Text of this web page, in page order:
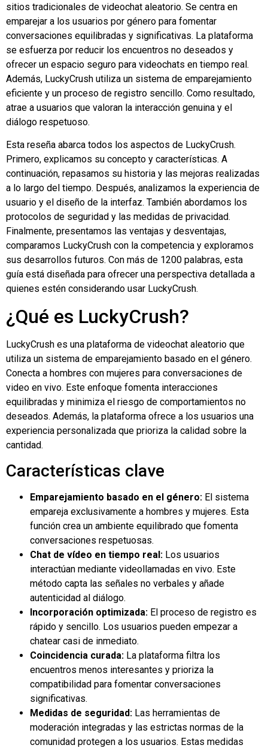
sitios tradicionales de videochat aleatorio. Se centra en
emparejar a los usuarios por género para fomentar
conversaciones equilibradas y significativas. La plataforma
se esfuerza por reducir los encuentros no deseados y
ofrecer un espacio seguro para videochats en tiempo real.
Además, LuckyCrush utiliza un sistema de emparejamiento
eficiente y un proceso de registro sencillo. Como resultado,
atrae a usuarios que valoran la interacción genuina y el
diálogo respetuoso.
Esta reseña abarca todos los aspectos de LuckyCrush.
Primero, explicamos su concepto y características. A
continuación, repasamos su historia y las mejoras realizadas
a lo largo del tiempo. Después, analizamos la experiencia de
usuario y el diseño de la interfaz. También abordamos los
protocolos de seguridad y las medidas de privacidad.
Finalmente, presentamos las ventajas y desventajas,
comparamos LuckyCrush con la competencia y exploramos
sus desarrollos futuros. Con más de 1200 palabras, esta
guía está diseñada para ofrecer una perspectiva detallada a
quienes estén considerando usar LuckyCrush.
¿Qué es LuckyCrush?
LuckyCrush es una plataforma de videochat aleatorio que
utiliza un sistema de emparejamiento basado en el género.
Conecta a hombres con mujeres para conversaciones de
video en vivo. Este enfoque fomenta interacciones
equilibradas y minimiza el riesgo de comportamientos no
deseados. Además, la plataforma ofrece a los usuarios una
experiencia personalizada que prioriza la calidad sobre la
cantidad.
Características clave
Emparejamiento basado en el género: El sistema
empareja exclusivamente a hombres y mujeres. Esta
función crea un ambiente equilibrado que fomenta
conversaciones respetuosas.
Chat de vídeo en tiempo real: Los usuarios
interactúan mediante videollamadas en vivo. Este
método capta las señales no verbales y añade
autenticidad al diálogo.
Incorporación optimizada: El proceso de registro es
rápido y sencillo. Los usuarios pueden empezar a
chatear casi de inmediato.
Coincidencia curada: La plataforma filtra los
encuentros menos interesantes y prioriza la
compatibilidad para fomentar conversaciones
significativas.
Medidas de seguridad: Las herramientas de
moderación integradas y las estrictas normas de la
comunidad protegen a los usuarios. Estas medidas